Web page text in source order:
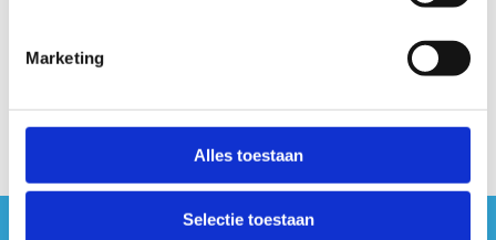
Marketing
Alles toestaan
Selectie toestaan